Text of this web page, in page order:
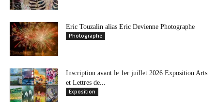
Eric Touzalin alias Eric Devienne Photographe
Photographe
Inscription avant le 1er juillet 2026 Exposition Arts
et Lettres de...
Exposition